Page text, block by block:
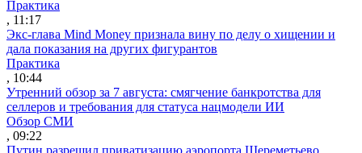
Практика
, 11:17
Экс-глава Mind Money признала вину по делу о хищении и
дала показания на других фигурантов
Практика
, 10:44
Утренний обзор за 7 августа: смягчение банкротства для
селлеров и требования для статуса нацмодели ИИ
Обзор СМИ
, 09:22
Путин разрешил приватизацию аэропорта Шереметьево